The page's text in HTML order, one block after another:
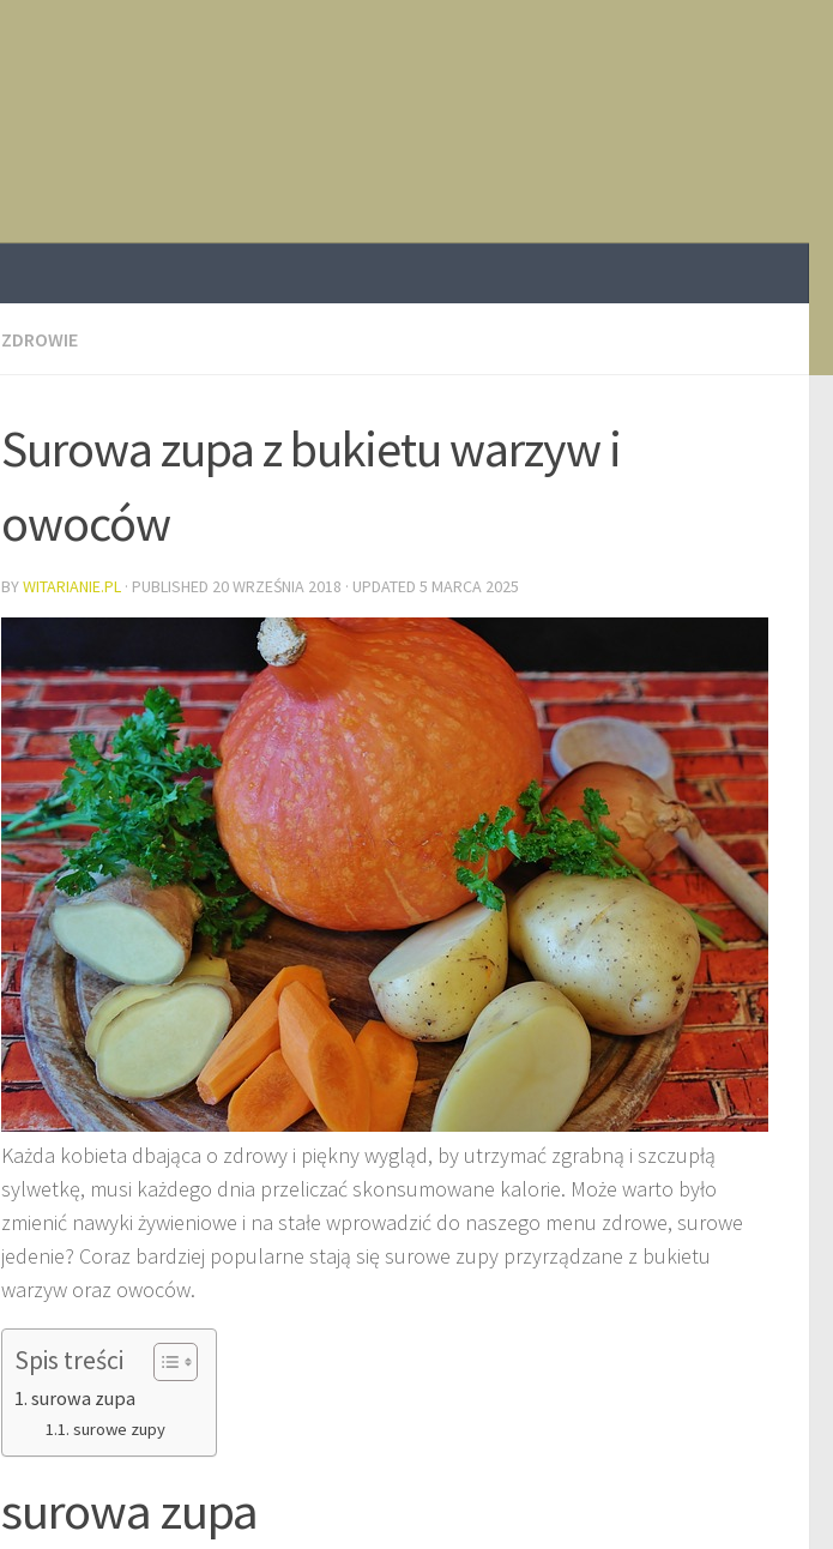
ZDROWIE
Surowa zupa z bukietu warzyw i
owoców
BYWITARIANIE.PL · PUBLISHED 20 WRZEŚNIA 2018 · UPDATED 5 MARCA 2025
Każda kobieta dbająca o zdrowy i piękny wygląd, by utrzymać zgrabną i szczupłą
sylwetkę, musi każdego dnia przeliczać skonsumowane kalorie. Może warto było
zmienić nawyki żywieniowe i na stałe wprowadzić do naszego menu zdrowe, surowe
jedenie? Coraz bardziej popularne stają się surowe zupy przyrządzane z bukietu
warzyw oraz owoców.
Spis treści
surowa zupa
surowe zupy
surowa zupa